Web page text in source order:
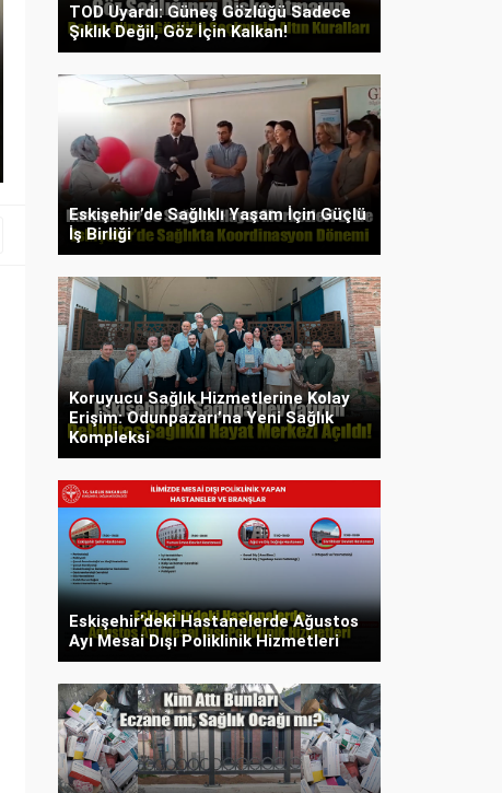
TOD Uyardı: Güneş Gözlüğü Sadece
Şıklık Değil, Göz İçin Kalkan!
Eskişehir’de Sağlıklı Yaşam İçin Güçlü
İş Birliği
Koruyucu Sağlık Hizmetlerine Kolay
Erişim: Odunpazarı’na Yeni Sağlık
Kompleksi
Eskişehir’deki Hastanelerde Ağustos
Ayı Mesai Dışı Poliklinik Hizmetleri